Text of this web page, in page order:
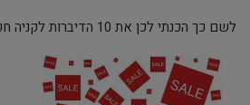
לשם כך הכנתי לכן את 10 הדיברות לקניה חכמה בסוף עונה: